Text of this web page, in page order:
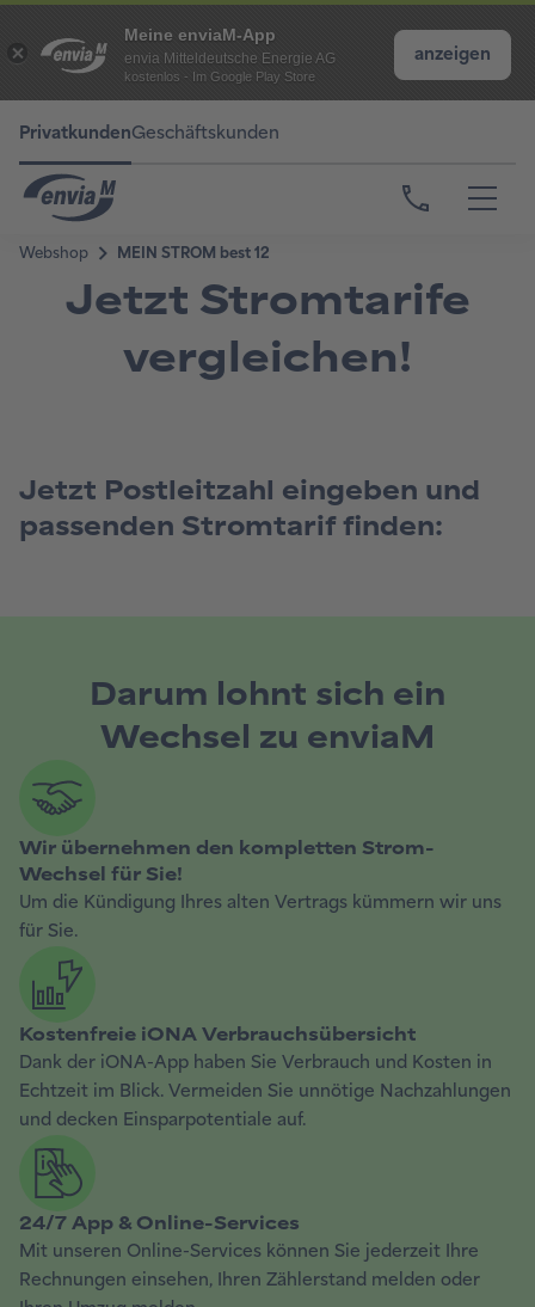
Meine enviaM-App
envia Mitteldeutsche Energie AG
kostenlos - Im Google Play Store
anzeigen
PrivatkundenGeschäftskunden
Jetzt Stromtarife
vergleichen!
Jetzt Postleitzahl eingeben und
passenden Stromtarif finden: